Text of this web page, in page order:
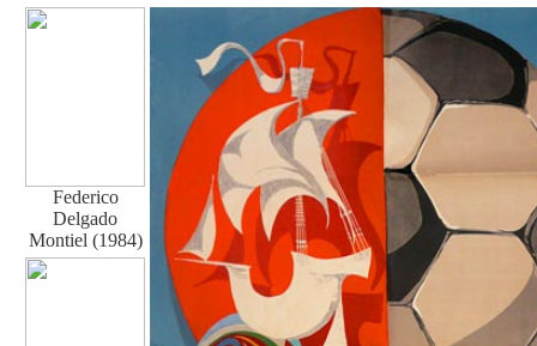
Federico
Delgado
Montiel (1984)